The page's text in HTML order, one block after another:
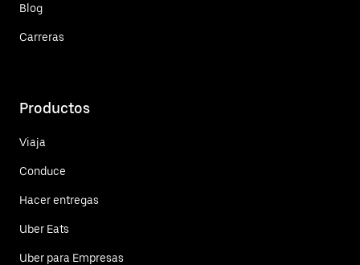
Blog
Carreras
Productos
Viaja
Conduce
Hacer entregas
Uber Eats
Uber para Empresas